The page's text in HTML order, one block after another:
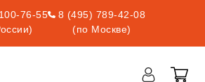
76-55
8 (495) 789-42-08
(по Москве)